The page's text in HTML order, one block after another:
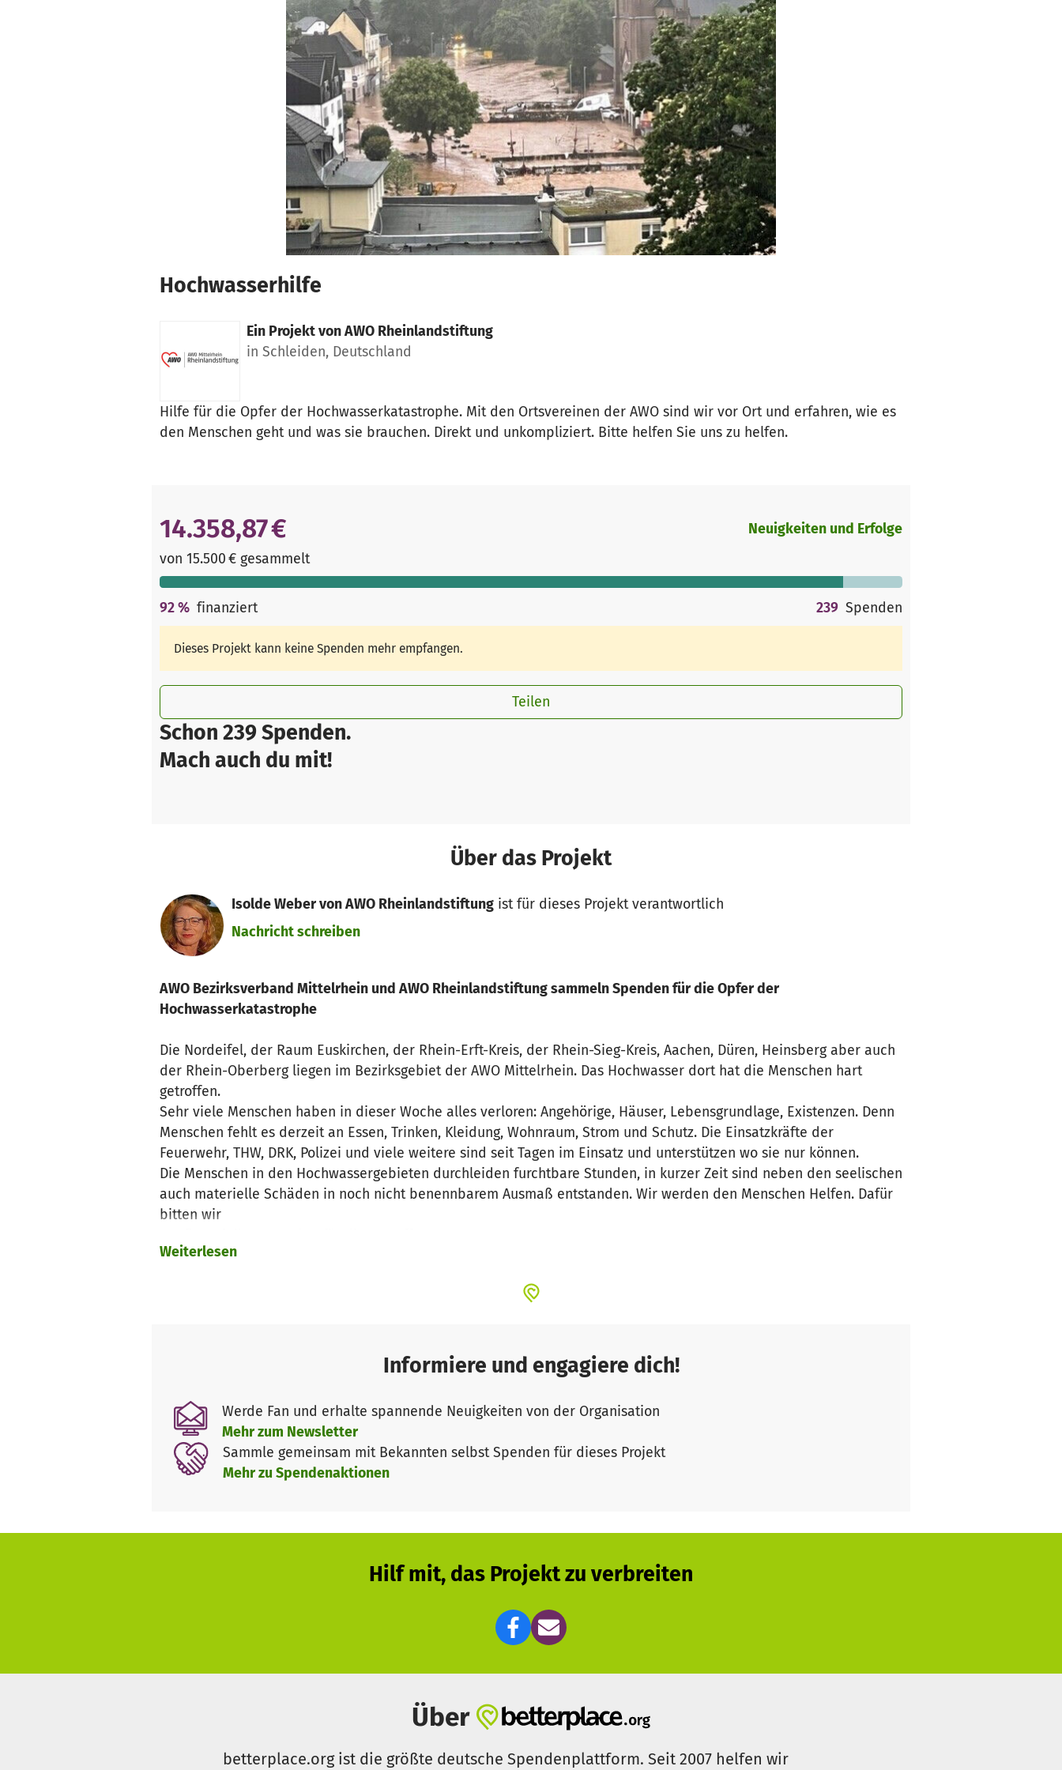
Hochwasserhilfe
Ein Projekt vonAWO Rheinlandstiftung
in Schleiden, Deutschland
Hilfe für die Opfer der Hochwasserkatastrophe. Mit den Ortsvereinen der AWO sind wir vor Ort und erfahren, wie es
den Menschen geht und was sie brauchen. Direkt und unkompliziert. Bitte helfen Sie uns zu helfen.
Schon 239 Spenden.
Mach auch du mit!
14.358,87 €
von 15.500 € gesammelt
Neuigkeiten und Erfolge
92% finanziert 239 Spenden
Dieses Projekt kann keine Spenden mehr empfangen.
Teilen
Über das Projekt
Isolde Weber von AWO Rheinlandstiftungist für dieses Projekt verantwortlich
Nachricht schreiben
AWO Bezirksverband Mittelrhein und AWO Rheinlandstiftung sammeln Spenden für die Opfer der
Hochwasserkatastrophe
Die Nordeifel, der Raum Euskirchen, der Rhein-Erft-Kreis, der Rhein-Sieg-Kreis, Aachen, Düren, Heinsberg aber auch
der Rhein-Oberberg liegen im Bezirksgebiet der AWO Mittelrhein. Das Hochwasser dort hat die Menschen hart
getroffen.
Sehr viele Menschen haben in dieser Woche alles verloren: Angehörige, Häuser, Lebensgrundlage, Existenzen. Denn
Menschen fehlt es derzeit an Essen, Trinken, Kleidung, Wohnraum, Strom und Schutz. Die Einsatzkräfte der
Feuerwehr, THW, DRK, Polizei und viele weitere sind seit Tagen im Einsatz und unterstützen wo sie nur können.
Die Menschen in den Hochwassergebieten durchleiden furchtbare Stunden, in kurzer Zeit sind neben den seelischen
auch materielle Schäden in noch nicht benennbarem Ausmaß entstanden. Wir werden den Menschen Helfen. Dafür
bitten wir
Weiterlesen
Informiere und engagiere dich!
Werde Fan und erhalte spannende Neuigkeiten von der Organisation
Mehr zum Newsletter
Sammle gemeinsam mit Bekannten selbst Spenden für dieses Projekt
Mehr zu Spendenaktionen
Hilf mit, das Projekt zu verbreiten
Über
betterplace.org ist die größte deutsche Spendenplattform. Seit 2007 helfen wir